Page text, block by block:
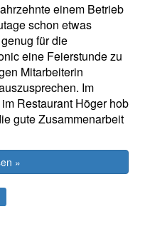
einem Betrieb
schon etwas
für die
eine Feierstunde zu
Mitarbeiterin
Im
Restaurant Höger hob
gute Zusammenarbeit
»